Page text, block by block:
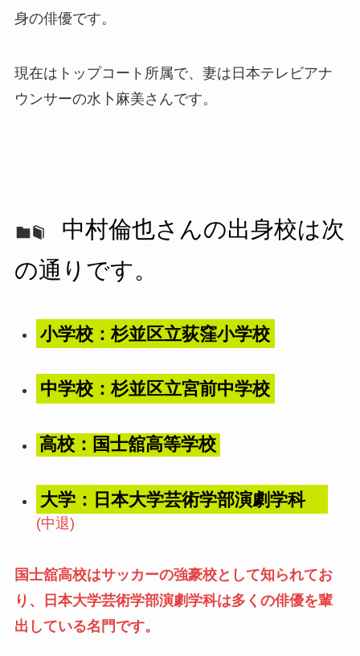
身の俳優です。
現在はトップコート所属で、妻は日本テレビアナ
ウンサーの水卜麻美さんです。
中村倫也さんの出身校は次
の通りです。
小学校：杉並区立荻窪小学校
中学校：杉並区立宮前中学校
高校：国士舘高等学校
大学：日本大学芸術学部演劇学科
(中退)
国士舘高校はサッカーの強豪校として知られてお
り、日本大学芸術学部演劇学科は多くの俳優を輩
出している名門です。